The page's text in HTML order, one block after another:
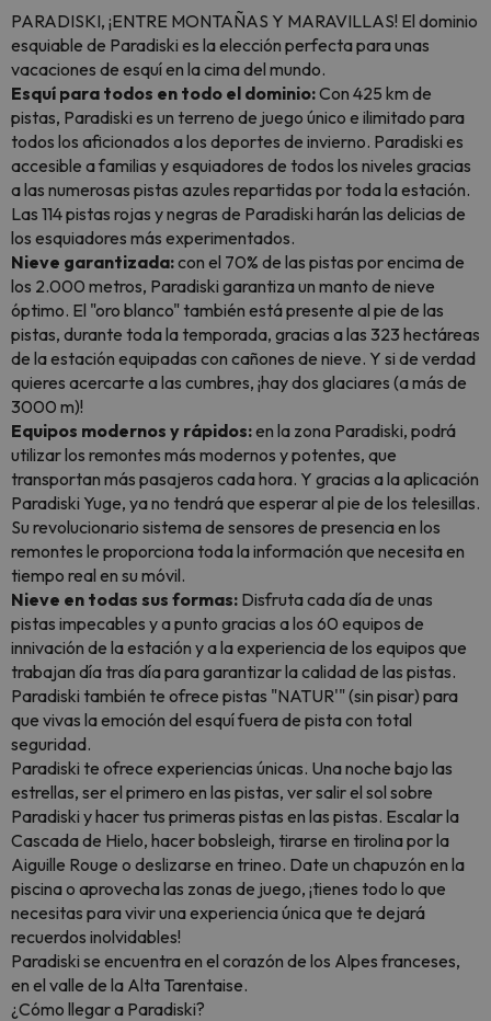
PARADISKI, ¡ENTRE MONTAÑAS Y MARAVILLAS! El dominio
esquiable de Paradiski es la elección perfecta para unas
vacaciones de esquí en la cima del mundo.
Esquí para todos en todo el dominio:Con 425 km de
pistas, Paradiski es un terreno de juego único e ilimitado para
todos los aficionados a los deportes de invierno. Paradiski es
accesible a familias y esquiadores de todos los niveles gracias
a las numerosas pistas azules repartidas por toda la estación.
Las 114 pistas rojas y negras de Paradiski harán las delicias de
los esquiadores más experimentados.
Nieve garantizada:con el 70% de las pistas por encima de
los 2.000 metros, Paradiski garantiza un manto de nieve
óptimo. El "oro blanco" también está presente al pie de las
pistas, durante toda la temporada, gracias a las 323 hectáreas
de la estación equipadas con cañones de nieve. Y si de verdad
quieres acercarte a las cumbres, ¡hay dos glaciares (a más de
3000 m)!
Equipos modernos y rápidos:en la zona Paradiski, podrá
utilizar los remontes más modernos y potentes, que
transportan más pasajeros cada hora. Y gracias a la aplicación
Paradiski Yuge, ya no tendrá que esperar al pie de los telesillas.
Su revolucionario sistema de sensores de presencia en los
remontes le proporciona toda la información que necesita en
tiempo real en su móvil.
Nieve en todas sus formas: Disfruta cada día de unas
pistas impecables y a punto gracias a los 60 equipos de
innivación de la estación y a la experiencia de los equipos que
trabajan día tras día para garantizar la calidad de las pistas.
Paradiski también te ofrece pistas "NATUR'" (sin pisar) para
que vivas la emoción del esquí fuera de pista con total
seguridad.
Paradiski te ofrece experiencias únicas. Una noche bajo las
estrellas, ser el primero en las pistas, ver salir el sol sobre
Paradiski y hacer tus primeras pistas en las pistas. Escalar la
Cascada de Hielo, hacer bobsleigh, tirarse en tirolina por la
Aiguille Rouge o deslizarse en trineo. Date un chapuzón en la
piscina o aprovecha las zonas de juego, ¡tienes todo lo que
necesitas para vivir una experiencia única que te dejará
recuerdos inolvidables!
Paradiski se encuentra en el corazón de los Alpes franceses,
en el valle de la Alta Tarentaise.
¿Cómo llegar a Paradiski?